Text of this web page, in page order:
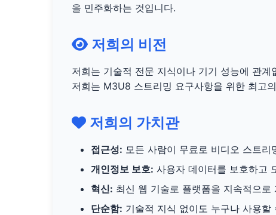
을 민주화하는 것입니다.
저희의 비전
저희는 기술적 전문 지식이나 기기 성능에 관
저희는 M3U8 스트리밍 요구사항을 위한 최고
저희의 가치관
접근성: 모든 사람이 무료로 비디오 스트
개인정보 보호: 사용자 데이터를 보호하고
혁신: 최신 웹 기술로 플랫폼을 지속적으로
단순함: 기술적 지식 없이도 누구나 사용